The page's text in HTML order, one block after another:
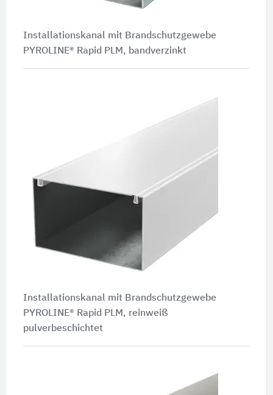
Installationskanal mit Brandschutzgewebe
PYROLINE® Rapid PLM, bandverzinkt
Installationskanal mit Brandschutzgewebe
PYROLINE® Rapid PLM, reinweiß
pulverbeschichtet